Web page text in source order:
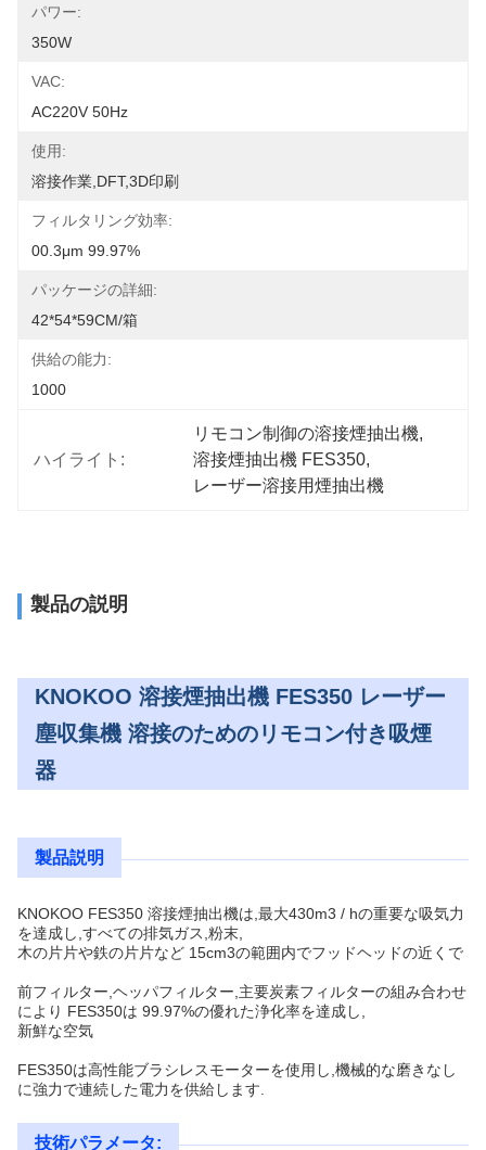
パワー:
350W
VAC:
AC220V 50Hz
使用:
溶接作業,DFT,3D印刷
フィルタリング効率:
00.3μm 99.97%
パッケージの詳細:
42*54*59CM/箱
供給の能力:
1000
ハイライト:
リモコン制御の溶接煙抽出機,
溶接煙抽出機 FES350,
レーザー溶接用煙抽出機
製品の説明
KNOKOO 溶接煙抽出機 FES350 レーザー
塵収集機 溶接のためのリモコン付き吸煙
器
製品説明
KNOKOO FES350 溶接煙抽出機は,最大430m3 / hの重要な吸気力
を達成し,すべての排気ガス,粉末,
木の片片や鉄の片片など 15cm3の範囲内でフッドヘッドの近くで
前フィルター,ヘッパフィルター,主要炭素フィルターの組み合わせ
により FES350は 99.97%の優れた浄化率を達成し,
新鮮な空気
FES350は高性能ブラシレスモーターを使用し,機械的な磨きなし
に強力で連続した電力を供給します.
技術パラメータ: